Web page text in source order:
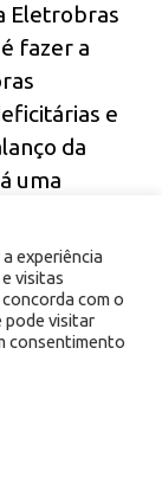
Eletrobras
fazer a
e
da
uma
do
Marcos
real do
para
experiência
visitas
com o
pode visitar
consentimento